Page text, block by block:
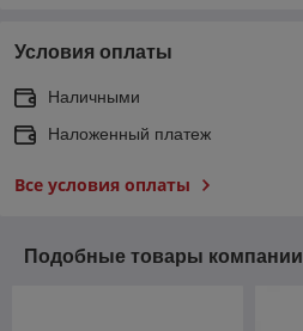
Условия оплаты
Наличными
Наложенный платеж
Все условия оплаты
Подобные товары компании